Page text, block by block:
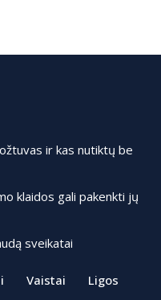
ir kas nutiktų be
klaidos gali pakenkti jų
sveikatai
Vaistai Ligos